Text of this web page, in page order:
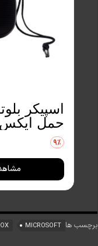
اسپیکر
حمل
X-610
9٪
برچسب ها MICROSOFT